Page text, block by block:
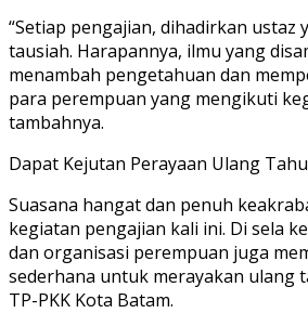
“Setiap pengajian, dihadirkan ustaz
tausiah. Harapannya, ilmu yang
menambah pengetahuan dan
para perempuan yang mengikuti
tambahnya.
Dapat Kejutan Perayaan Ulang
Suasana hangat dan penuh
kegiatan pengajian kali ini. Di sela
dan organisasi perempuan juga
sederhana untuk merayakan ulang
TP-PKK Kota Batam.